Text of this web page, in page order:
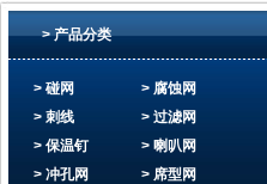
> 产品分类
> 碰网
> 刺线
> 保温钉
> 冲孔网
> 腐蚀网
> 过滤网
> 喇叭网
> 席型网